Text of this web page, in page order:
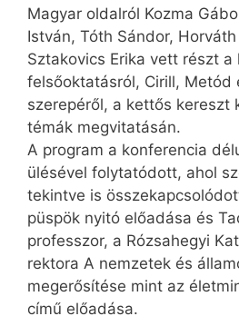
Magyar oldalról Kozma
István, Tóth Sándor,
Sztakovics Erika vett részt a
felsőoktatásról, Cirill, Metód
szerepéről, a kettős kereszt
témák megvitatásán.
A program a konferencia
ülésével folytatódott, ahol
tekintve is
püspök nyitó előadása és
professzor, a Rózsahegyi
rektora A nemzetek és
megerősítése mint az
című előadása.